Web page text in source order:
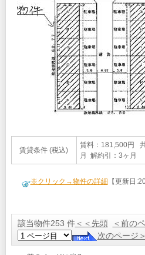
賃貸条件 (税込)
賃料：181,500円
月 解約引：3ヶ月
※クリック→物件の詳細 【更新日
該当物件253 件＜＜先頭
＜前の
次のページ＞